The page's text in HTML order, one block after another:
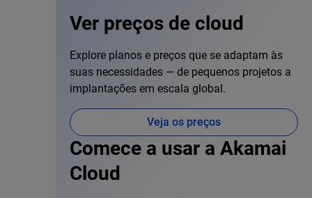
Ver preços de cloud
Explore planos e preços que se adaptam às
suas necessidades — de pequenos projetos a
implantações em escala global.
Veja os preços
Comece a usar a Akamai
Cloud